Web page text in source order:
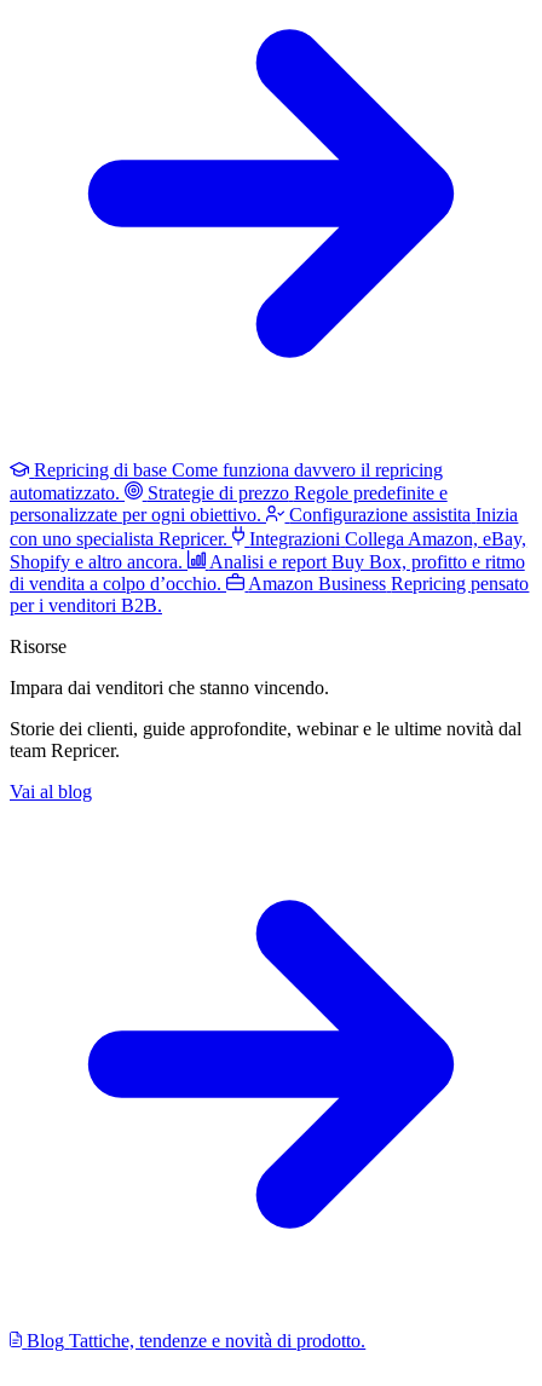
Repricing di base Come funziona davvero il repricing
automatizzato.
Strategie di prezzo Regole predefinite e
personalizzate per ogni obiettivo.
Configurazione assistita Inizia
con uno specialista Repricer.
Integrazioni Collega Amazon, eBay,
Shopify e altro ancora.
Analisi e report Buy Box, profitto e ritmo
di vendita a colpo d’occhio.
Amazon Business Repricing pensato
per i venditori B2B.
Risorse
Impara dai venditori che stanno vincendo.
Storie dei clienti, guide approfondite, webinar e le ultime novità dal
team Repricer.
Vai al blog
Blog Tattiche, tendenze e novità di prodotto.